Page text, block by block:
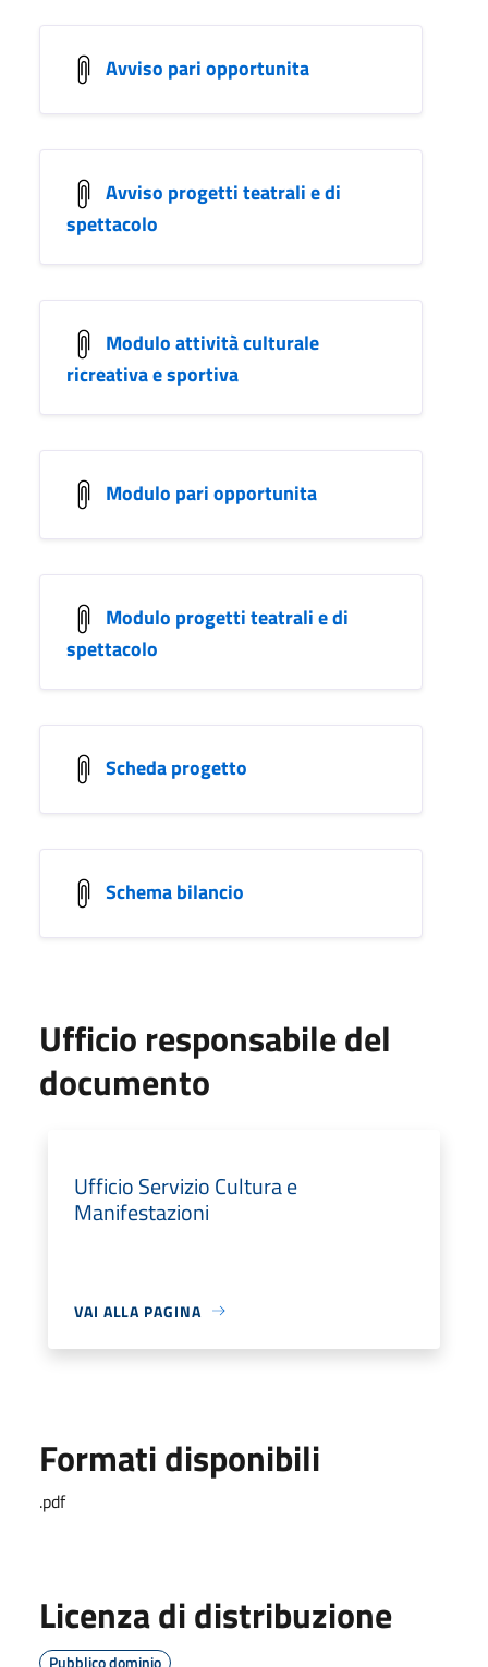
Avviso pari opportunita
Avviso progetti teatrali e di
spettacolo
Modulo attività culturale
ricreativa e sportiva
Modulo pari opportunita
Modulo progetti teatrali e di
spettacolo
Scheda progetto
Schema bilancio
Ufficio responsabile del
documento
Ufficio Servizio Cultura e
Manifestazioni
VAI ALLA PAGINA
Formati disponibili
.pdf
Licenza di distribuzione
Pubblico dominio